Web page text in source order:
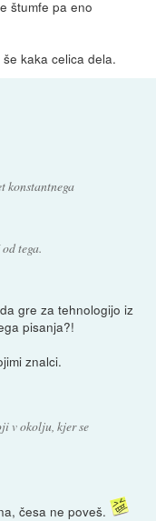
štumfe pa eno
kaka celica dela.
konstantnega
tega.
gre za tehnologijo iz
pisanja?!
znalci.
v okolju, kjer se
česa ne poveš.